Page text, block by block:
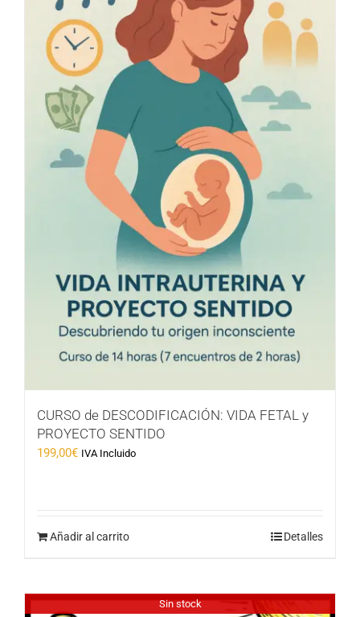
CURSO de DESCODIFICACIÓN: VIDA FETAL y
PROYECTO SENTIDO
199,00€ IVA Incluido
Añadir al carrito Detalles
Sin stock